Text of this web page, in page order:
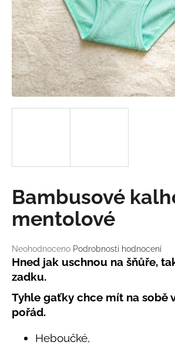
Průměrné
hodnocení
produktu
je
0,0
z
5
Neohodnoceno Podrobnosti hodnocení
Bambusové
mentolové
Hned jak uschnou na šňůře,
zadku.
Tyhle gaťky chce mít na sobě
pořád.
Heboučké,
a
j
í
t
?
D
o
p
o
u
č
u
j
e
m